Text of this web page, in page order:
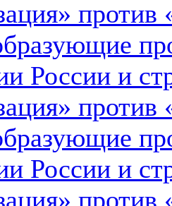
России и
России и